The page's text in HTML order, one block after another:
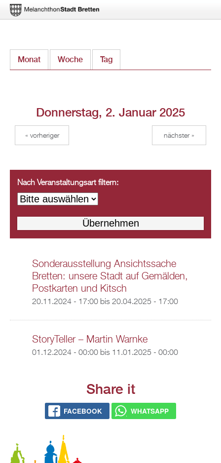
zum
Monat Woche Tag
Donnerstag, 2. Januar 2025
« vorheriger nächster »
Nach Veranstaltungsart filtern:
Sonderausstellung Ansichtssache
Bretten: unsere Stadt auf Gemälden,
Postkarten und Kitsch
20.11.2024 - 17:00bis 20.04.2025 - 17:00
StoryTeller – Martin Warnke
01.12.2024 - 00:00bis 11.01.2025 - 00:00
Share it
FACEBOOK WHATSAPP